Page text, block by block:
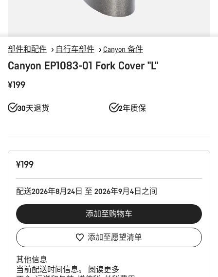
部件和配件 自行车部件 Canyon 备件
Canyon EP1083-01 Fork Cover "L"
¥199
30天退货 2年质保
产
¥199
配送2026年8月24日 至 2026年9月4日之间
添加至购物车
添加至愿望清单
其他信息
当前配送时间信息。 阅读更多